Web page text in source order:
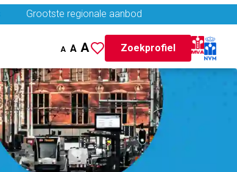
Grootste regionale aanbod
A A A Zoekprofiel